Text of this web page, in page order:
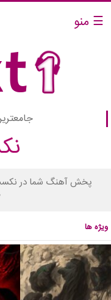
☰ منو
پخش آهنگ شما در
ویژه ها